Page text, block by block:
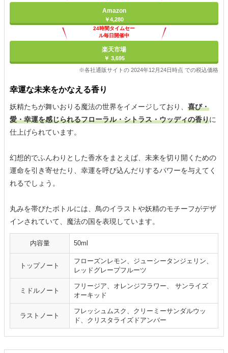
Amazon
￥4,280
24時間タイムセー
ル毎日開催中
楽天市場
￥ 3,695
※各社通販サイトの 2024年12月24日時点 での税込価格
幸運な未来をかなえる香り
妖精たちが舞いおりる魔法の世界をイメージしており、 喜び・
愛・幸運を感じられるフローラル・シトラス・ウッディの香りに
仕上げられています。
幻想的でふんわりとした香水をまとえば、未来を切り開くための
運命を引き寄せたり、幸運を呼び込んだりするパワーを与えてく
れるでしょう。
丸みを帯びたボトルには、鳥のイラストや妖精のモチーフがデザ
インされていて、魔法の国を表現しています。
内容量 50ml
トップノート
フローズンレモン、ジューシータンジェリン、
レッドグレープフルーツ
ミドルノート
フリージア、オレンジフラワー、 サンライズ
オーキッド
ラストノート
フレッシュムスク、クリーミーサンダルウッ
ド、クリスタライズドアンバー